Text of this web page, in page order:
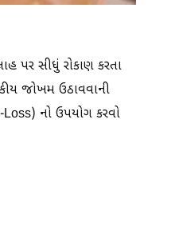
પર સીધું રોકાણ કરતા
જોખમ ઉઠાવવાની
નો ઉપયોગ કરવો